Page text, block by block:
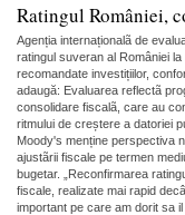
Ratingul României,
Agenția internaționalã de
ratingul suveran al României
recomandate investițiilor,
adaugă: Evaluarea reflectã
consolidare fiscalã, care au
ritmului de creștere a datoriei
Moody's menține perspectiva
ajustãrii fiscale pe termen
bugetar. „Reconfirmarea
fiscale, realizate mai rapid
important pe care am dorit sa